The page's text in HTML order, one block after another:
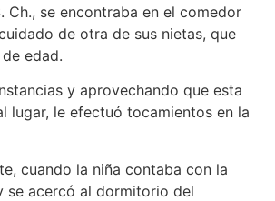
Ch., se encontraba en el comedor
de otra de sus nietas, que
edad.
y aprovechando que esta
lugar, le efectuó tocamientos en la
cuando la niña contaba con la
se acercó al dormitorio del